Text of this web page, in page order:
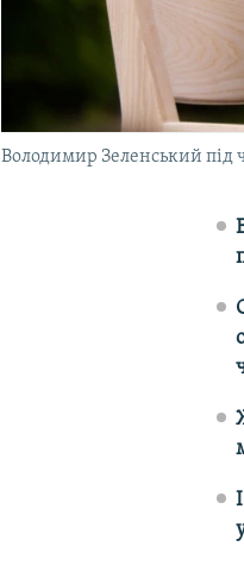
Володимир Зеленський під